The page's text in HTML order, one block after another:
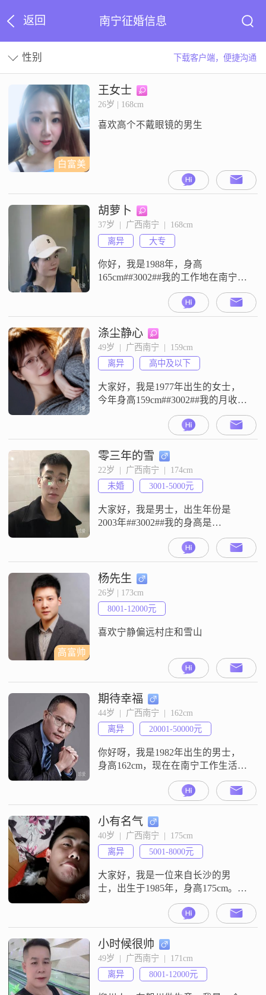
返回 南宁征婚信息
性别 下载客户端，便捷沟通
白富美
王女士
26岁 | 168cm
喜欢高个不戴眼镜的男生
胡萝卜
37岁  |  广西南宁  |  168cm
离异
大专
你好，我是1988年，身高
165cm##3002##我的工作地在南宁，
月收入在50000元以上##3002##我是
一个独立##3001##自信的人，品味
在线但不胡里花哨，平时也注重健
康管理##3002##在与人相处方面，
我是一个真诚##3001##可靠的人
##3002##在生活中，我倾向于喜欢
精致生活，也注重生活品质#
涤尘静心
49岁  |  广西南宁  |  159cm
离异
高中及以下
大家好，我是1977年出生的女士，
今年身高159cm##3002##我的月收入
在3001到5000元这个范围，工作地
点在南宁##3002##我的学历是高中
及以下##3002##我是一个温柔体贴
的人，平时性格开朗爱笑，待人直
率真诚##3002##在生活里，我比较
享受当下的状态，觉得过好每一天
很重要##3002##对于工作
零三年的雪
22岁  |  广西南宁  |  174cm
未婚
3001-5000元
大家好，我是男士，出生年份是
2003年##3002##我的身高是
174cm##3002##我的月收入在3001到
5000元这个范围##3002##我现在的
工作地是在南宁##3002##我的学历
是高中及以下##3002##我这个人比
较随遇而安##3002##平时我有阅读
写作的爱好##3002##我也很喜欢游
泳，算是个游泳
高富帅
杨先生
26岁 | 173cm
8001-12000元
喜欢宁静偏远村庄和雪山
期待幸福
44岁  |  广西南宁  |  162cm
离异
20001-50000元
你好呀，我是1982年出生的男士，
身高162cm，现在在南宁工作生活。
我的学历是大专，月收入在20001到
50000元这个区间。我平时给人的感
觉是稳重可靠，性格上幽默风趣，
外向健谈，平时和大家相处起来比
较轻松。我责任感比较强，对待生
活和工作都乐观积极，也很有耐
心，包容心也比较强，随和易相
处，平时待人真诚可靠。在观念
上，
小有名气
40岁  |  广西南宁  |  175cm
离异
5001-8000元
大家好，我是一位来自长沙的男
士，出生于1985年，身高175cm。我
的月收入在50000元以上，目前从事
着一份稳定的工作。虽然我的学历
是中专，但我一直保持着学习的热
情，不断提升自己的能力和素质。
我性格耐心包容，善于倾听他人的
想法和感受。在与人相处时，我总
是稳重可靠，让人感到安心。同
时，我也具备幽默风趣的一面，喜
小时候很帅
49岁  |  广西南宁  |  171cm
离异
8001-12000元